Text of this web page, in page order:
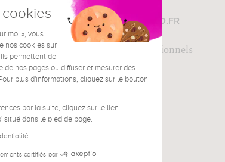
TOUT SURMUZÉO.FR
La société
Pour les professionnels
Presse
moi », vous
nos cookies sur
permettent de
de nos pages ou diffuser et mesurer des
plus d'informations, cliquez sur le bouton
par la suite, cliquez sur le lien
situé dans le pied de page.
certifiés par